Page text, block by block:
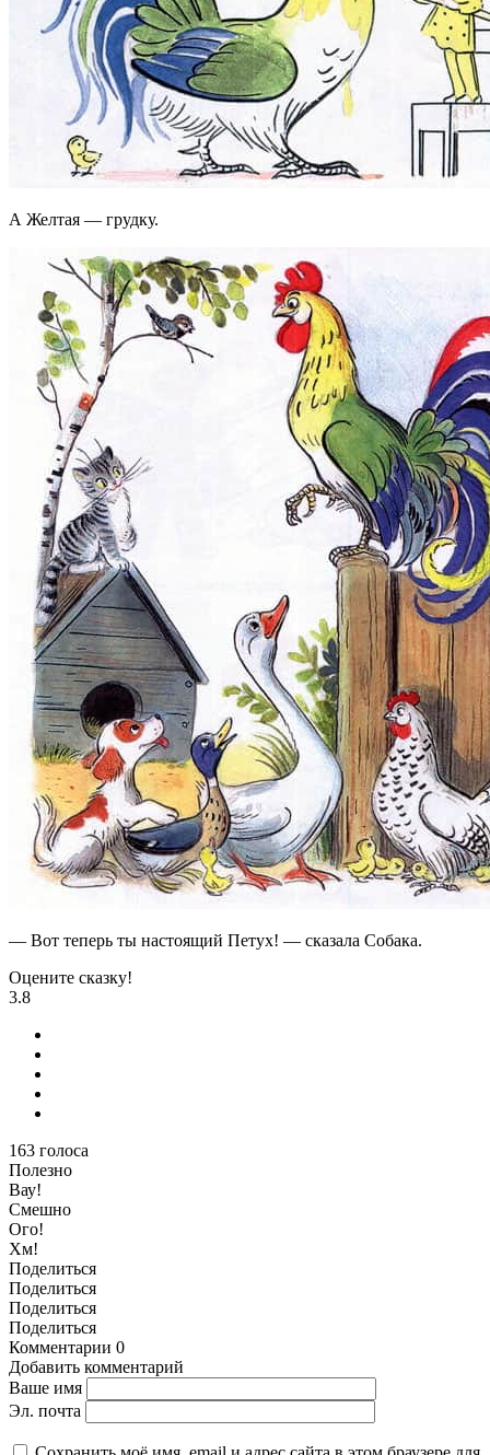
А Желтая — грудку.
— Вот теперь ты настоящий Петух! — сказала Собака.
Оцените сказку!
3.8
163 голоса
Полезно
Вау!
Смешно
Ого!
Хм!
Поделиться
Поделиться
Поделиться
Поделиться
Комментарии 0
Добавить комментарий
Ваше имя
Эл. почта